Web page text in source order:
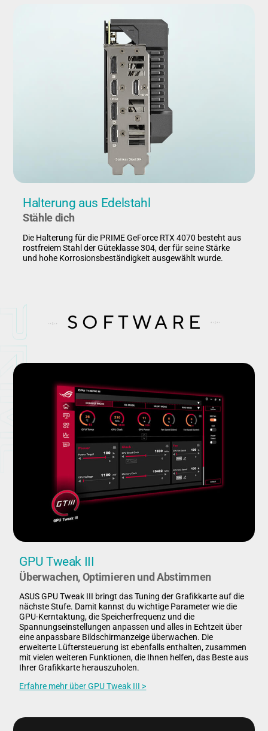
Halterung aus Edelstahl
Stähle dich
Die Halterung für die PRIME GeForce RTX 4070 besteht aus
rostfreiem Stahl der Güteklasse 304, der für seine Stärke
und hohe Korrosionsbeständigkeit ausgewählt wurde.
SOFTWARE
GPU Tweak III
Überwachen, Optimieren und Abstimmen
ASUS GPU Tweak III bringt das Tuning der Grafikkarte auf die
nächste Stufe. Damit kannst du wichtige Parameter wie die
GPU-Kerntaktung, die Speicherfrequenz und die
Spannungseinstellungen anpassen und alles in Echtzeit über
eine anpassbare Bildschirmanzeige überwachen. Die
erweiterte Lüftersteuerung ist ebenfalls enthalten, zusammen
mit vielen weiteren Funktionen, die Ihnen helfen, das Beste aus
Ihrer Grafikkarte herauszuholen.
Erfahre mehr über GPU Tweak III >